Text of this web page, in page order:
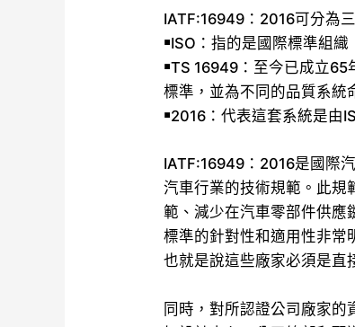
IATF:16949：2016可分為三
￭ISO：指的是國際標準組
￭TS 16949：至今已成立65
標準，並為不同的品質系統
￭2016：代表這套系統是由
IATF:16949：2016是國際
汽車行業的技術規範。此規
範、減少在汽車零部件供應
標準的針對性和適用性非常
也就是說這些廠家必須是直
同時，對所認證公司廠家的